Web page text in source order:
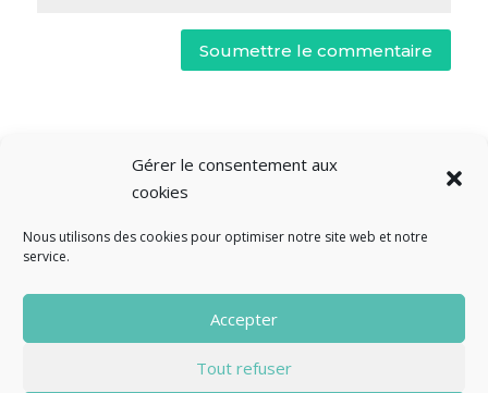
Gérer le consentement aux
cookies
Nous utilisons des cookies pour optimiser notre site web et notre
service.
Accepter
Tout refuser
Soumettre le commentaire
Mentions légales
Politique de confidentialité